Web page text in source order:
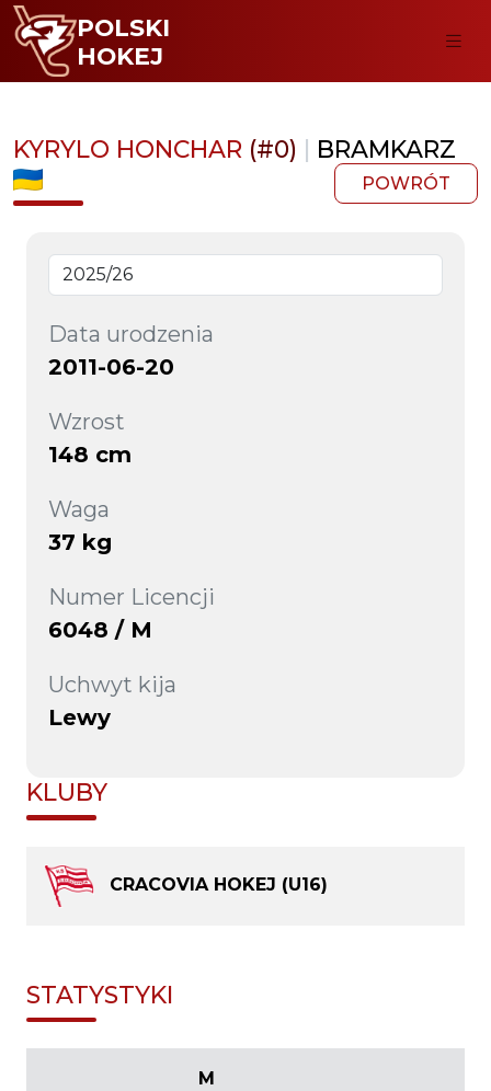
POLSKI
HOKEJ
KYRYLO HONCHAR (#0) | BRAMKARZ
POWRÓT
Data urodzenia
2011-06-20
Wzrost
148 cm
Waga
37 kg
Numer Licencji
6048 / M
Uchwyt kija
Lewy
KLUBY
CRACOVIA HOKEJ (U16)
STATYSTYKI
M